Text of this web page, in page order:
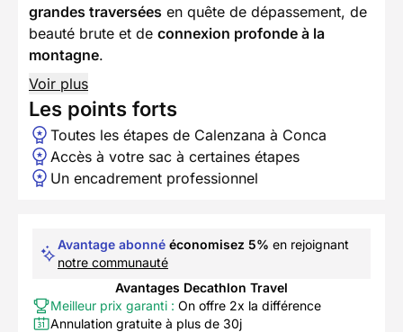
grandes traversées en quête de dépassement, de
beauté brute et de connexion profonde à la
montagne.
Voir plus
Les points forts
Toutes les étapes de Calenzana à Conca
Accès à votre sac à certaines étapes
Un encadrement professionnel
Avantage abonné économisez 5% en rejoignant
notre communauté
Avantages Decathlon Travel
Meilleur prix garanti : On offre 2x la différence
Annulation gratuite à plus de 30j